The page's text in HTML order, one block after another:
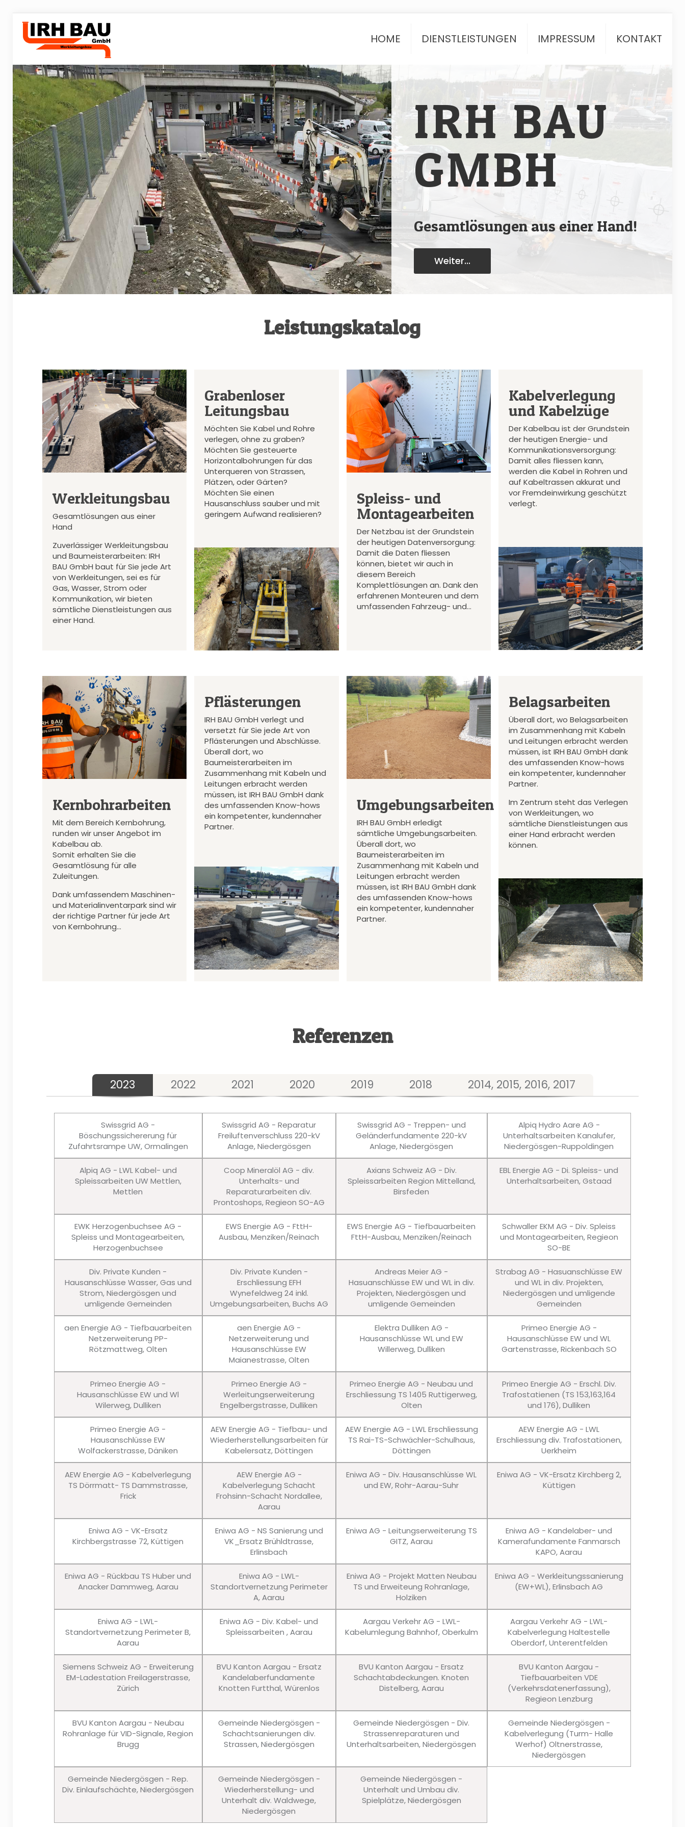
HOME DIENSTLEISTUNGEN IMPRESSUM KONTAKT
IRH BAU
GMBH
Gesamtlösungen aus einer Hand!
Weiter...
Leistungskatalog
Werkleitungsbau
Gesamtlösungen aus einer
Hand
Zuverlässiger Werkleitungsbau
und Baumeisterarbeiten: IRH
BAU GmbH baut für Sie jede Art
von Werkleitungen, sei es für
Gas, Wasser, Strom oder
Kommunikation, wir bieten
sämtliche Dienstleistungen aus
einer Hand.
Grabenloser
Leitungsbau
Möchten Sie Kabel und Rohre
verlegen, ohne zu graben?
Möchten Sie gesteuerte
Horizontalbohrungen für das
Unterqueren von Strassen,
Plätzen, oder Gärten?
Möchten Sie einen
Hausanschluss sauber und mit
geringem Aufwand realisieren?
Spleiss- und
Montagearbeiten
Der Netzbau ist der Grundstein
der heutigen Datenversorgung:
Damit die Daten fliessen
können, bietet wir auch in
diesem Bereich
Komplettlösungen an. Dank den
erfahrenen Monteuren und dem
umfassenden Fahrzeug- und…
Kabelverlegung
und Kabelzüge
Der Kabelbau ist der Grundstein
der heutigen Energie- und
Kommunikationsversorgung:
Damit alles fliessen kann,
werden die Kabel in Rohren und
auf Kabeltrassen akkurat und
vor Fremdeinwirkung geschützt
verlegt.
Kernbohrarbeiten
Mit dem Bereich Kernbohrung,
runden wir unser Angebot im
Kabelbau ab.
Somit erhalten Sie die
Gesamtlösung für alle
Zuleitungen.
Dank umfassendem Maschinen-
und Materialinventarpark sind wir
der richtige Partner für jede Art
von Kernbohrung…
Pflästerungen
IRH BAU GmbH verlegt und
versetzt für Sie jede Art von
Pflästerungen und Abschlüsse.
Überall dort, wo
Baumeisterarbeiten im
Zusammenhang mit Kabeln und
Leitungen erbracht werden
müssen, ist IRH BAU GmbH dank
des umfassenden Know-hows
ein kompetenter, kundennaher
Partner.
Umgebungsarbeiten
IRH BAU GmbH erledigt
sämtliche Umgebungsarbeiten.
Überall dort, wo
Baumeisterarbeiten im
Zusammenhang mit Kabeln und
Leitungen erbracht werden
müssen, ist IRH BAU GmbH dank
des umfassenden Know-hows
ein kompetenter, kundennaher
Partner.
Belagsarbeiten
Überall dort, wo Belagsarbeiten
im Zusammenhang mit Kabeln
und Leitungen erbracht werden
müssen, ist IRH BAU GmbH dank
des umfassenden Know-hows
ein kompetenter, kundennaher
Partner.
Im Zentrum steht das Verlegen
von Werkleitungen, wo
sämtliche Dienstleistungen aus
einer Hand erbracht werden
können.
Referenzen
2023 2022 2021 2020 2019 2018 2014, 2015, 2016, 2017
Swissgrid AG -
Böschungssichererung für
Zufahrtsrampe UW, Ormalingen
Swissgrid AG - Reparatur
Freiluftenverschluss 220-kV
Anlage, Niedergösgen
Swissgrid AG - Treppen- und
Geländerfundamente 220-kV
Anlage, Niedergösgen
Alpiq Hydro Aare AG -
Unterhaltsarbeiten Kanalufer,
Niedergösgen-Ruppoldingen
Alpiq AG - LWL Kabel- und
Spleissarbeiten UW Mettlen,
Mettlen
Coop Mineralöl AG - div.
Unterhalts- und
Reparaturarbeiten div.
Prontoshops, Regieon SO-AG
Axians Schweiz AG - Div.
Spleissarbeiten Region Mittelland,
Birsfeden
EBL Energie AG - Di. Spleiss- und
Unterhaltsarbeiten, Gstaad
EWK Herzogenbuchsee AG -
Spleiss und Montagearbeiten,
Herzogenbuchsee
EWS Energie AG - FttH-
Ausbau, Menziken/Reinach
EWS Energie AG - Tiefbauarbeiten
FttH-Ausbau, Menziken/Reinach
Schwaller EKM AG - Div. Spleiss
und Montagearbeiten, Regieon
SO-BE
Div. Private Kunden -
Hausanschlüsse Wasser, Gas und
Strom, Niedergösgen und
umligende Gemeinden
Div. Private Kunden -
Erschliessung EFH
Wynefeldweg 24 inkl.
Umgebungsarbeiten, Buchs AG
Andreas Meier AG -
Hasuanschlüsse EW und WL in div.
Projekten, Niedergösgen und
umligende Gemeinden
Strabag AG - Hasuanschlüsse EW
und WL in div. Projekten,
Niedergösgen und umligende
Gemeinden
aen Energie AG - Tiefbauarbeiten
Netzerweiterung PP-
Rötzmattweg, Olten
aen Energie AG -
Netzerweiterung und
Hausanschlüsse EW
Maianestrasse, Olten
Elektra Dulliken AG -
Hausanschlüsse WL und EW
Willerweg, Dulliken
Primeo Energie AG -
Hausanschlüsse EW und WL
Gartenstrasse, Rickenbach SO
Primeo Energie AG -
Hausanschlüsse EW und Wl
Wilerweg, Dulliken
Primeo Energie AG -
Werleitungserweiterung
Engelbergstrasse, Dulliken
Primeo Energie AG - Neubau und
Erschliessung TS 1405 Ruttigerweg,
Olten
Primeo Energie AG - Erschl. Div.
Trafostatienen (TS 153,163,164
und 176), Dulliken
Primeo Energie AG -
Hausanschlüsse EW
Wolfackerstrasse, Däniken
AEW Energie AG - Tiefbau- und
Wiederherstellungsarbeiten für
Kabelersatz, Döttingen
AEW Energie AG - LWL Erschliessung
TS Rai-TS-Schwächler-Schulhaus,
Döttingen
AEW Energie AG - LWL
Erschliessung div. Trafostationen,
Uerkheim
AEW Energie AG - Kabelverlegung
TS Dörrmatt- TS Dammstrasse,
Frick
AEW Energie AG -
Kabelverlegung Schacht
Frohsinn-Schacht Nordallee,
Aarau
Eniwa AG - Div. Hausanschlüsse WL
und EW, Rohr-Aarau-Suhr
Eniwa AG - VK-Ersatz Kirchberg 2,
Küttigen
Eniwa AG - VK-Ersatz
Kirchbergstrasse 72, Küttigen
Eniwa AG - NS Sanierung und
VK_Ersatz Brühldtrasse,
Erlinsbach
Eniwa AG - Leitungserweiterung TS
GITZ, Aarau
Eniwa AG - Kandelaber- und
Kamerafundamente Fanmarsch
KAPO, Aarau
Eniwa AG - Rückbau TS Huber und
Anacker Dammweg, Aarau
Eniwa AG - LWL-
Standortvernetzung Perimeter
A, Aarau
Eniwa AG - Projekt Matten Neubau
TS und Erweiteung Rohranlage,
Holziken
Eniwa AG - Werkleitungssanierung
(EW+WL), Erlinsbach AG
Eniwa AG - LWL-
Standortvernetzung Perimeter B,
Aarau
Eniwa AG - Div. Kabel- und
Spleissarbeiten , Aarau
Aargau Verkehr AG - LWL-
Kabelumlegung Bahnhof, Oberkulm
Aargau Verkehr AG - LWL-
Kabelverlegung Haltestelle
Oberdorf, Unterentfelden
Siemens Schweiz AG - Erweiterung
EM-Ladestation Freilagerstrasse,
Zürich
BVU Kanton Aargau - Ersatz
Kandelaberfundamente
Knotten Furtthal, Würenlos
BVU Kanton Aargau - Ersatz
Schachtabdeckungen. Knoten
Distelberg, Aarau
BVU Kanton Aargau -
Tiefbauarbeiten VDE
(Verkehrsdatenerfassung),
Regieon Lenzburg
BVU Kanton Aargau - Neubau
Rohranlage für VID-Signale, Region
Brugg
Gemeinde Niedergösgen -
Schachtsanierungen div.
Strassen, Niedergösgen
Gemeinde Niedergösgen - Div.
Strassenreparaturen und
Unterhaltsarbeiten, Niedergösgen
Gemeinde Niedergösgen -
Kabelverlegung (Turm- Halle
Werhof) Oltnerstrasse,
Niedergösgen
Gemeinde Niedergösgen - Rep.
Div. Einlaufschächte, Niedergösgen
Gemeinde Niedergösgen -
Wiederherstellung- und
Unterhalt div. Waldwege,
Niedergösgen
Gemeinde Niedergösgen -
Unterhalt und Umbau div.
Spielplätze, Niedergösgen